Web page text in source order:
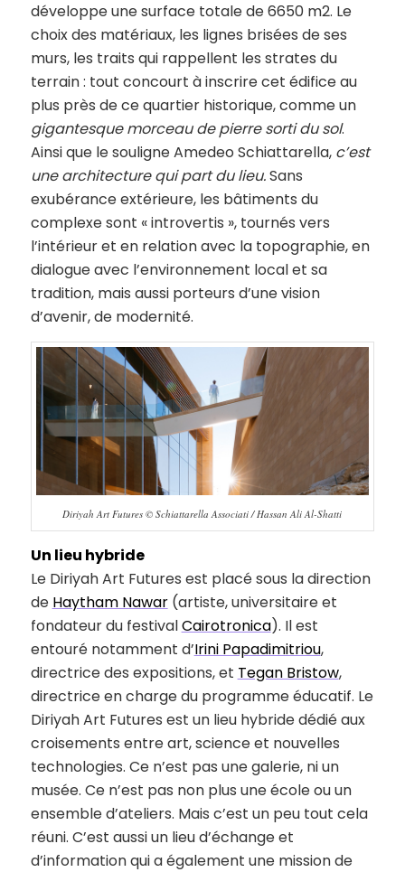
développe une surface totale de 6650 m2. Le
choix des matériaux, les lignes brisées de ses
murs, les traits qui rappellent les strates du
terrain : tout concourt à inscrire cet édifice au
plus près de ce quartier historique, comme un
gigantesque morceau de pierre sorti du sol.
Ainsi que le souligne Amedeo Schiattarella, c’est
une architecture qui part du lieu.Sans
exubérance extérieure, les bâtiments du
complexe sont « introvertis », tournés vers
l’intérieur et en relation avec la topographie, en
dialogue avec l’environnement local et sa
tradition, mais aussi porteurs d’une vision
d’avenir, de modernité.
Diriyah Art Futures © Schiattarella Associati / Hassan Ali Al-Shatti
Un lieu hybride
Le Diriyah Art Futures est placé sous la direction
de Haytham Nawar(artiste, universitaire et
fondateur du festivalCairotronica). Il est
entouré notamment d’Irini Papadimitriou,
directrice des expositions, et Tegan Bristow,
directrice en charge du programme éducatif. Le
Diriyah Art Futures est un lieu hybride dédié aux
croisements entre art, science et nouvelles
technologies. Ce n’est pas une galerie, ni un
musée. Ce n’est pas non plus une école ou un
ensemble d’ateliers. Mais c’est un peu tout cela
réuni. C’est aussi un lieu d’échange et
d’information qui a également une mission de